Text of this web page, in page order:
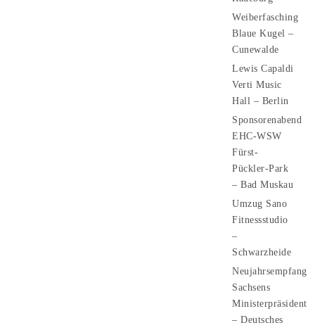
Weiberfasching
Blaue Kugel –
Cunewalde
Lewis Capaldi
Verti Music
Hall – Berlin
Sponsorenabend
EHC-WSW
Fürst-
Pückler-Park
– Bad Muskau
Umzug Sano
Fitnessstudio
–
Schwarzheide
Neujahrsempfang
Sachsens
Ministerpräsident
– Deutsches